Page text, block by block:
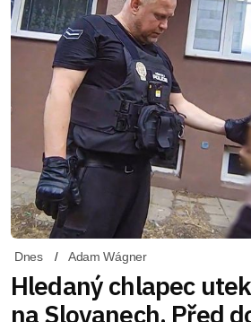
Dnes Adam Wágner
Hledaný chlapec
na Slovanech. Před